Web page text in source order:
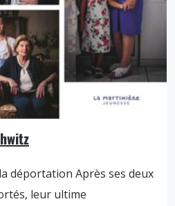
déportation Après ses deux
leur ultime